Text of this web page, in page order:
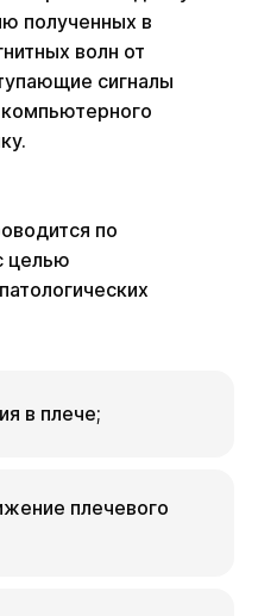
полученных в
волн от
сигналы
по
целью
в плече;
плечевого